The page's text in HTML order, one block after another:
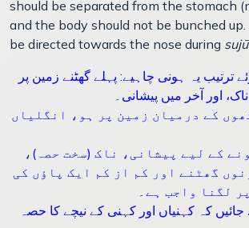
should be separated from the stomach
and the body should not be bunched
be directed towards the nose during
ترتیب یہ ہونی چاہیے: پہلے گھٹنے زمین پر
اور آخر میں پیشانی۔
کے درمیان زمین پر ہو، انگلیاں
کے لیے پیشانی، ناک (سخت حصہ)،
گھٹنے اور کم از کم ایک پاؤں کی
لگنا واجب ہے۔
جائیں کہ کہنیاں اور کہنی کے نیچے کا حصہ